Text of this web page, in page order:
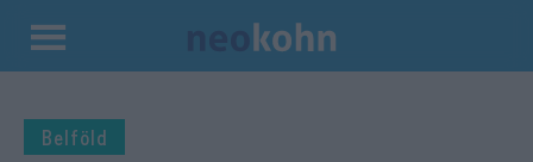
Kilépés
tartalomba
Belföld